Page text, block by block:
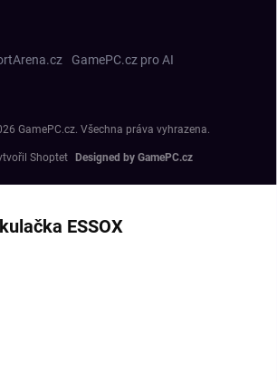
GamePC.cz pro AI
Shoptet
GamePC.cz. Všechna práva vyhrazena.
ESSOX